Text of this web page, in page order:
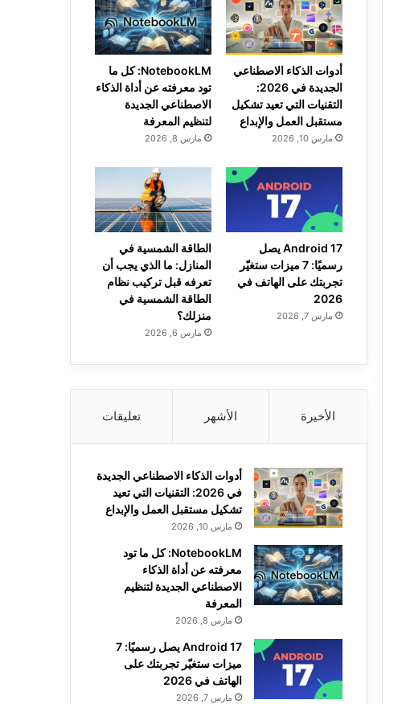
أدوات الذكاء الاصطناعي
الجديدة في 2026:
التقنيات التي تعيد تشكيل
مستقبل العمل والإبداع
مارس 10, 2026
NotebookLM: كل ما
تود معرفته عن أداة الذكاء
الاصطناعي الجديدة
لتنظيم المعرفة
مارس 8, 2026
Android 17 يصل
رسميًا: 7 ميزات ستغيّر
تجربتك على الهاتف في
2026
مارس 7, 2026
الطاقة الشمسية في
المنازل: ما الذي يجب أن
تعرفه قبل تركيب نظام
الطاقة الشمسية في
منزلك؟
مارس 6, 2026
الأخيرة الأشهر تعليقات
أدوات الذكاء الاصطناعي الجديدة
في 2026: التقنيات التي تعيد
تشكيل مستقبل العمل والإبداع
مارس 10, 2026
NotebookLM: كل ما تود
معرفته عن أداة الذكاء
الاصطناعي الجديدة لتنظيم
المعرفة
مارس 8, 2026
Android 17 يصل رسميًا: 7
ميزات ستغيّر تجربتك على
الهاتف في 2026
مارس 7, 2026